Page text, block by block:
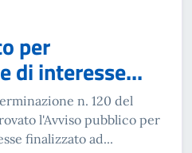
per
di interesse...
n. 120 del
l'Avviso pubblico per
finalizzato ad...